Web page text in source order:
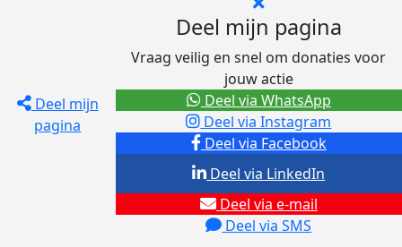
Deel mijn
pagina
Deel mijn pagina
Vraag veilig en snel om donaties voor
jouw actie
Deel via Facebook
Deel via Instagram
Deel via e-mail
Deel via SMS
Deel via LinkedIn
Deel via WhatsApp